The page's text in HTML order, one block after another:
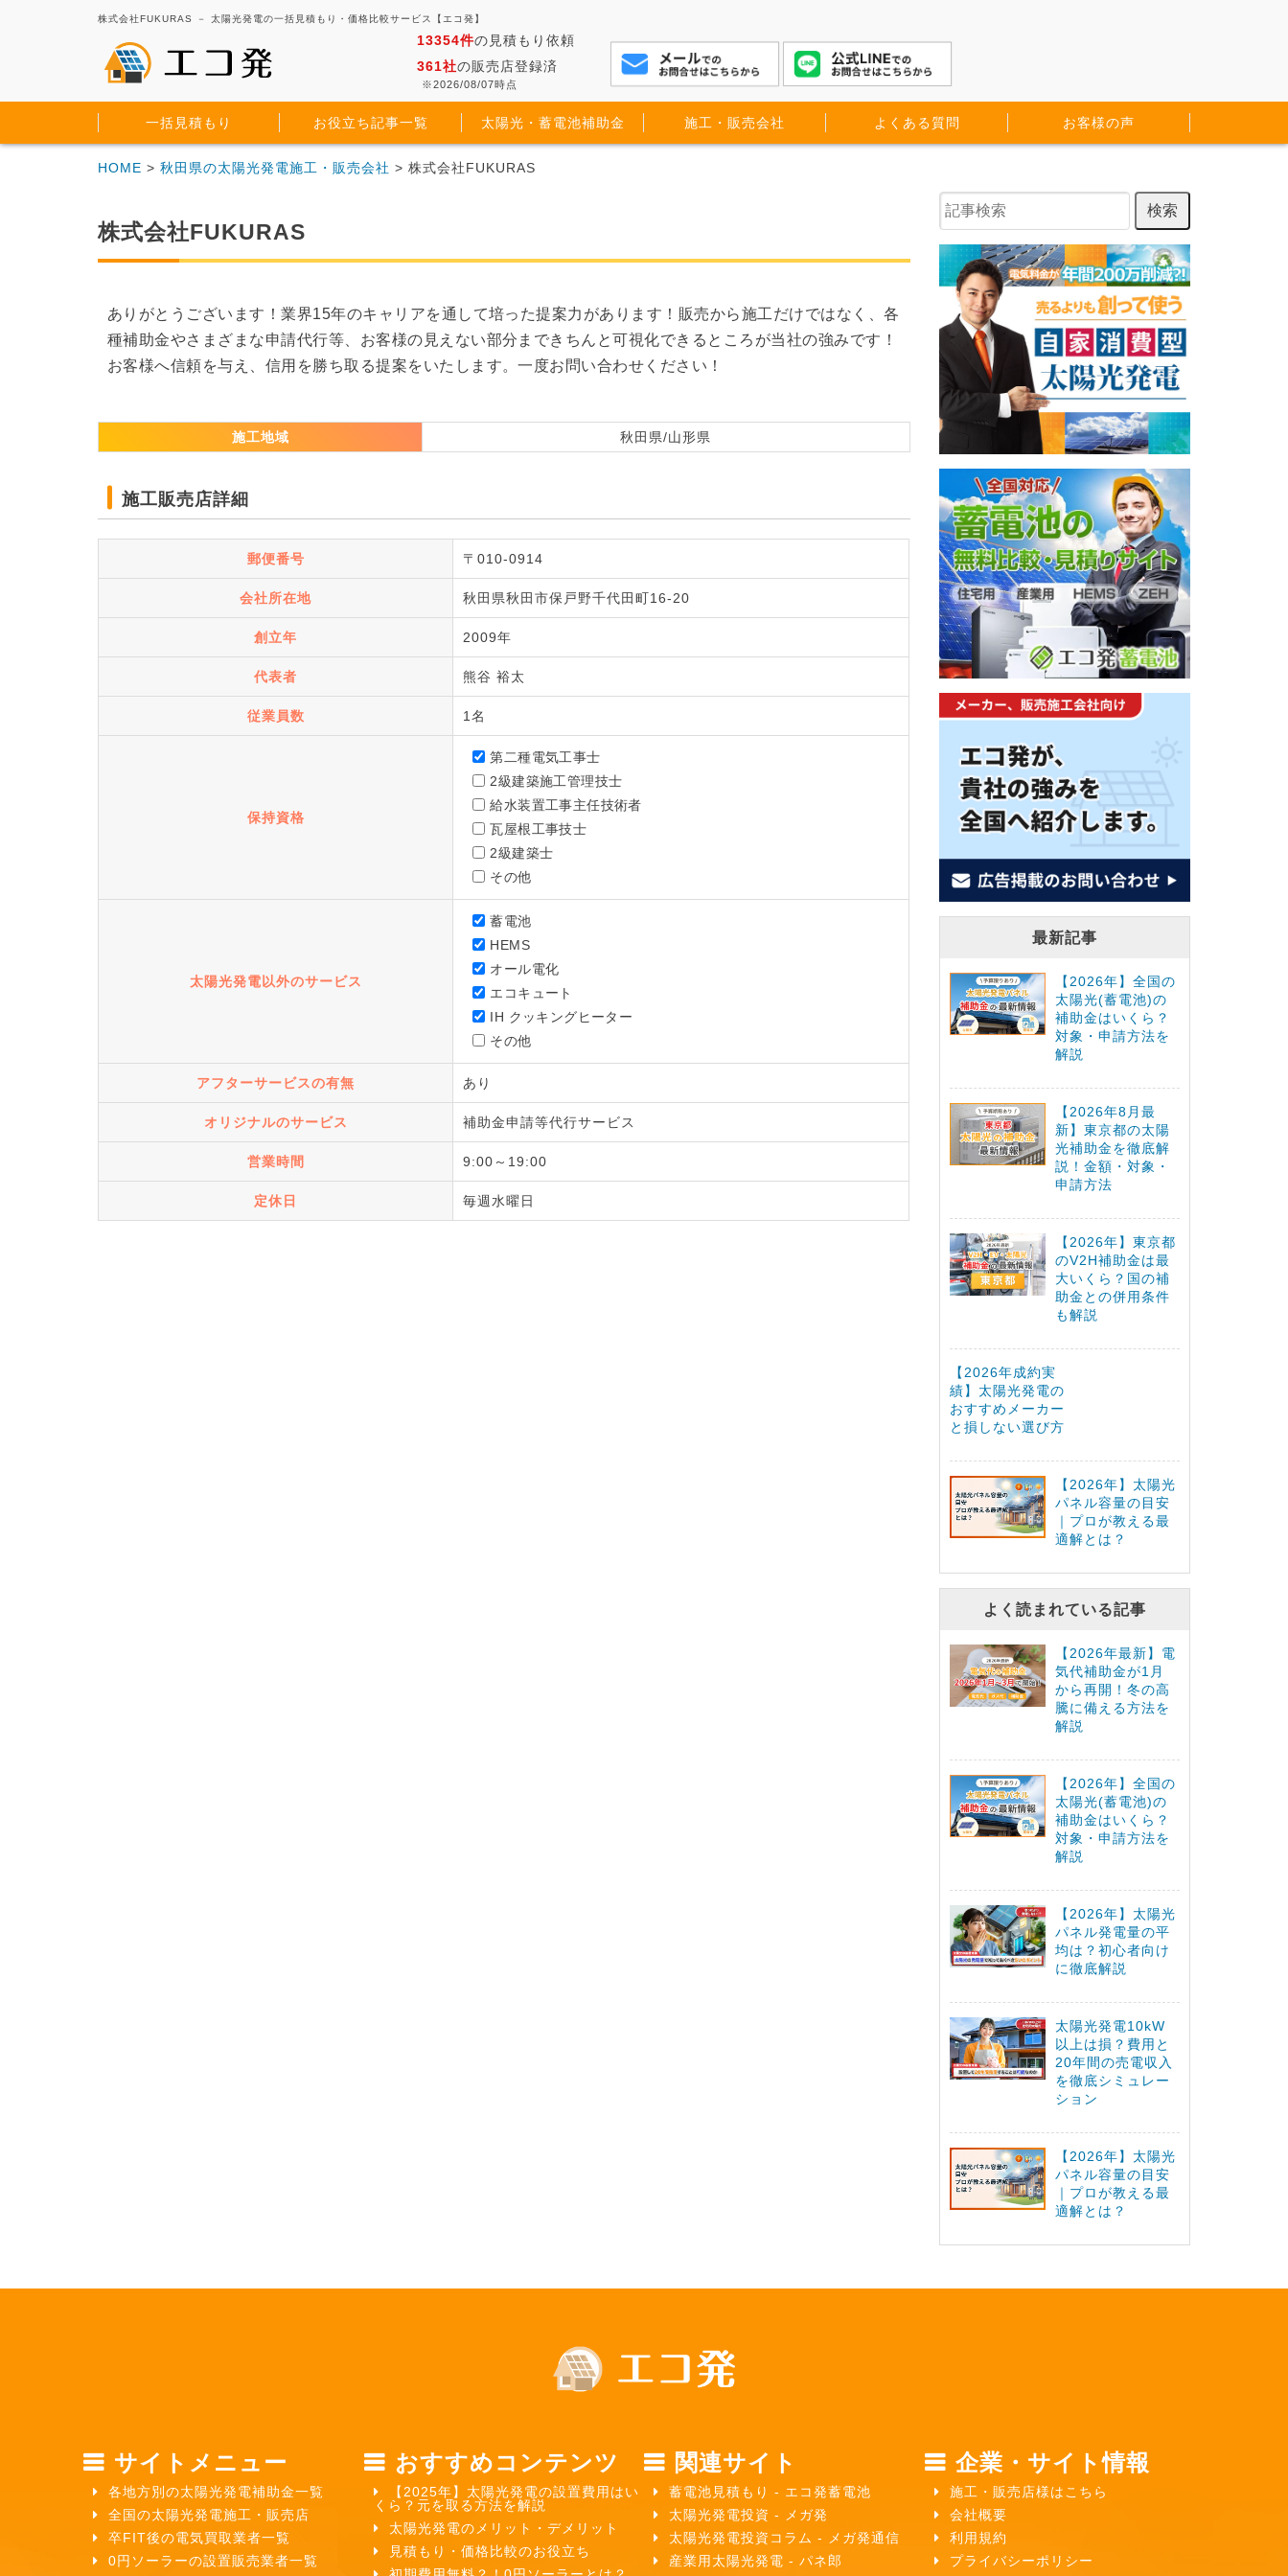
株式会社FUKURAS － 太陽光発電の一括見積もり・価格比較サービス【エコ発】
13354件の見積もり依頼
361社の販売店登録済
※2026/08/07時点
一括見積もり お役立ち記事一覧 太陽光・蓄電池補助金 施工・販売会社 よくある質問 お客様の声
HOME > 秋田県の太陽光発電施工・販売会社 > 株式会社FUKURAS
株式会社FUKURAS
ありがとうございます！業界15年のキャリアを通して培った提案力があります！販売から施工だけではなく、各
種補助金やさまざまな申請代行等、お客様の見えない部分まできちんと可視化できるところが当社の強みです！
お客様へ信頼を与え、信用を勝ち取る提案をいたします。一度お問い合わせください！
施工地域 秋田県/山形県
施工販売店詳細
郵便番号 〒010-0914
会社所在地 秋田県秋田市保戸野千代田町16-20
創立年 2009年
代表者 熊谷 裕太
従業員数 1名
保持資格
第二種電気工事士
2級建築施工管理技士
給水装置工事主任技術者
瓦屋根工事技士
2級建築士
その他
太陽光発電以外のサービス
蓄電池
HEMS
オール電化
エコキュート
IH クッキングヒーター
その他
アフターサービスの有無 あり
オリジナルのサービス 補助金申請等代行サービス
営業時間 9:00～19:00
定休日 毎週水曜日
最新記事
【2026年】全国の
太陽光(蓄電池)の
補助金はいくら？
対象・申請方法を
解説
【2026年8月最
新】東京都の太陽
光補助金を徹底解
説！金額・対象・
申請方法
【2026年】東京都
のV2H補助金は最
大いくら？国の補
助金との併用条件
も解説
【2026年成約実
績】太陽光発電の
おすすめメーカー
と損しない選び方
【2026年】太陽光
パネル容量の目安
｜プロが教える最
適解とは？
よく読まれている記事
【2026年最新】電
気代補助金が1月
から再開！冬の高
騰に備える方法を
解説
【2026年】全国の
太陽光(蓄電池)の
補助金はいくら？
対象・申請方法を
解説
【2026年】太陽光
パネル発電量の平
均は？初心者向け
に徹底解説
太陽光発電10kW
以上は損？費用と
20年間の売電収入
を徹底シミュレー
ション
【2026年】太陽光
パネル容量の目安
｜プロが教える最
適解とは？
サイトメニュー
各地方別の太陽光発電補助金一覧
全国の太陽光発電施工・販売店
卒FIT後の電気買取業者一覧
0円ソーラーの設置販売業者一覧
おすすめコンテンツ
【2025年】太陽光発電の設置費用はい
くら？元を取る方法を解説
太陽光発電のメリット・デメリット
見積もり・価格比較のお役立ち
関連サイト
蓄電池見積もり - エコ発蓄電池
太陽光発電投資 - メガ発
太陽光発電投資コラム - メガ発通信
産業用太陽光発電 - パネ郎
企業・サイト情報
施工・販売店様はこちら
会社概要
利用規約
プライバシーポリシー